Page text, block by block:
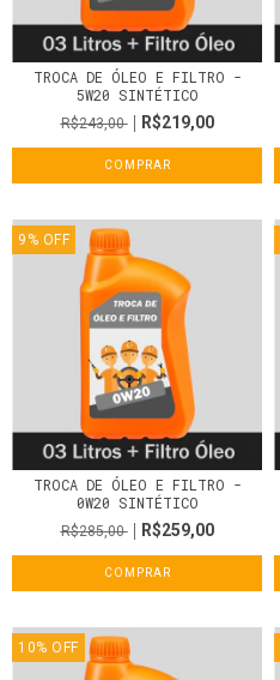
TROCA DE ÓLEO E FILTRO -
5W20 SINTÉTICO
R$243,00 R$219,00
COMPRAR
9 % OFF
TROCA DE ÓLEO E FILTRO -
0W20 SINTÉTICO
R$285,00 R$259,00
COMPRAR
10% OFF